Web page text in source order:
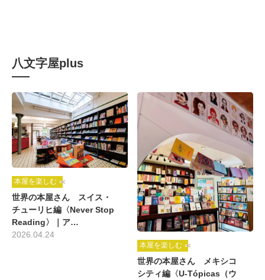
八文字屋plus
本屋を楽しむ
世界の本屋さん スイス・
チューリヒ編〈Never Stop
Reading〉｜ア…
2026.04.24
本屋を楽しむ
世界の本屋さん メキシコ
シティ編〈U-Tópicas（ウ